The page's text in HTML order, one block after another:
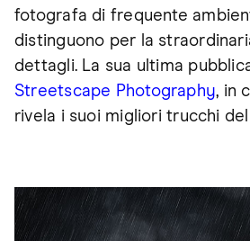
fotografa di frequente
distinguono per la
dettagli. La sua ultima
Streetscape Photography, in
rivela i suoi migliori trucchi